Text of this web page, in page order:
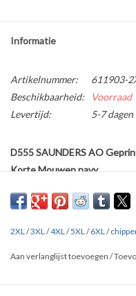
Informatie
Artikelnummer:
611903-
Beschikbaarheid:
Voorraad
Levertijd:
5-7 dagen
D555 SAUNDERS AO
Korte Mouwen navy
Voeg een vleugje gedurfde
D555 SAUNDERS All over
stijl samenkomen.
aangenaam draagt. De all-
2XL/3XL/4XL/5XL/6XL/
Aan verlanglijst toevoegen /